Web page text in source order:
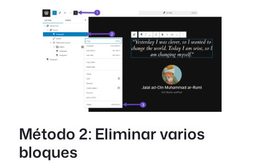
Método 2: Eliminar varios
bloques